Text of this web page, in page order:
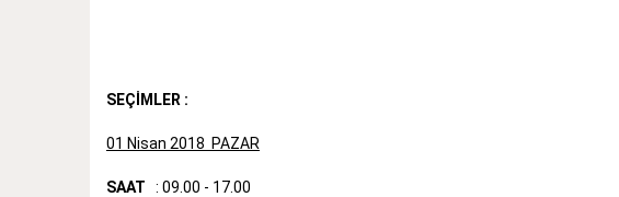
SEÇİMLER :
01 Nisan 2018 PAZAR
SAAT : 09.00 - 17.00